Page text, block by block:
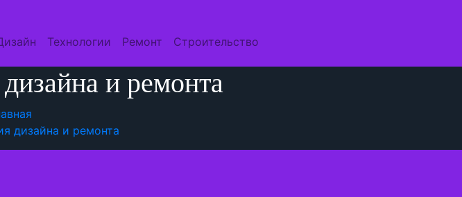
Технологии Ремонт Строительство
и ремонта
дизайна и ремонта